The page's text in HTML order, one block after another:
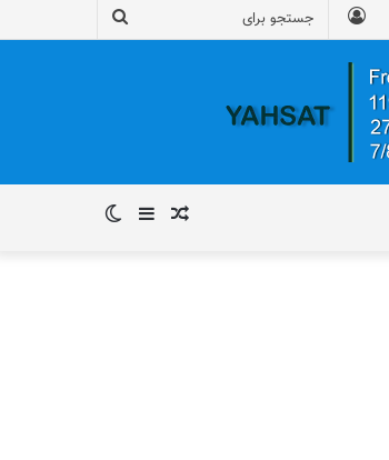
سایدبار نوشته